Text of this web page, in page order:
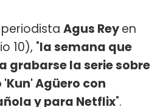
Agus Reyen
10), "la semana que
grabarse la serie sobre
Agüero con
y para Netflix".